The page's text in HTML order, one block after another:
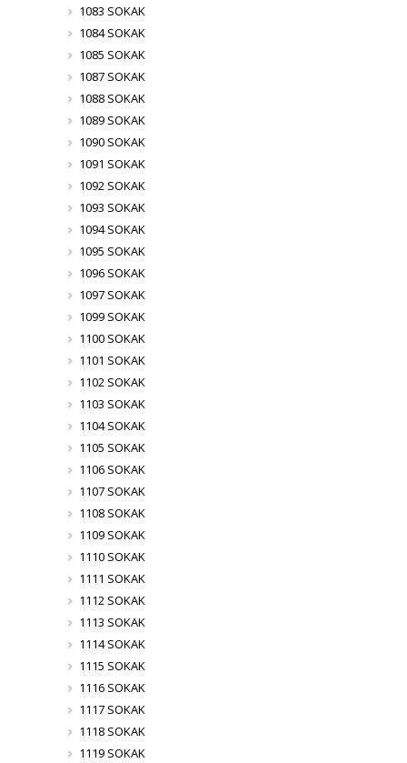
1083 SOKAK
1084 SOKAK
1085 SOKAK
1087 SOKAK
1088 SOKAK
1089 SOKAK
1090 SOKAK
1091 SOKAK
1092 SOKAK
1093 SOKAK
1094 SOKAK
1095 SOKAK
1096 SOKAK
1097 SOKAK
1099 SOKAK
1100 SOKAK
1101 SOKAK
1102 SOKAK
1103 SOKAK
1104 SOKAK
1105 SOKAK
1106 SOKAK
1107 SOKAK
1108 SOKAK
1109 SOKAK
1110 SOKAK
1111 SOKAK
1112 SOKAK
1113 SOKAK
1114 SOKAK
1115 SOKAK
1116 SOKAK
1117 SOKAK
1118 SOKAK
1119 SOKAK